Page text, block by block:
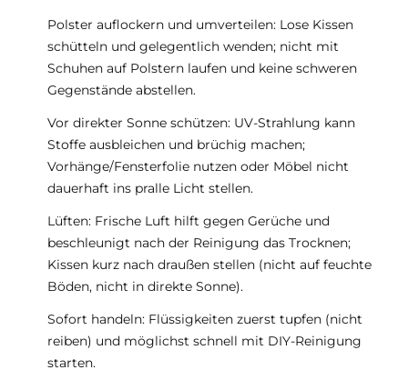
Polster auflockern und umverteilen: Lose Kissen
schütteln und gelegentlich wenden; nicht mit
Schuhen auf Polstern laufen und keine schweren
Gegenstände abstellen.
Vor direkter Sonne schützen: UV-Strahlung kann
Stoffe ausbleichen und brüchig machen;
Vorhänge/Fensterfolie nutzen oder Möbel nicht
dauerhaft ins pralle Licht stellen.
Lüften: Frische Luft hilft gegen Gerüche und
beschleunigt nach der Reinigung das Trocknen;
Kissen kurz nach draußen stellen (nicht auf feuchte
Böden, nicht in direkte Sonne).
Sofort handeln: Flüssigkeiten zuerst tupfen (nicht
reiben) und möglichst schnell mit DIY-Reinigung
starten.